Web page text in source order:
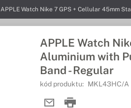
APPLE Watch Nike 7 GPS + Cellular 45mm
APPLE Watch
Aluminium with
Band - Regular
kód produktu: MKL43HC/A